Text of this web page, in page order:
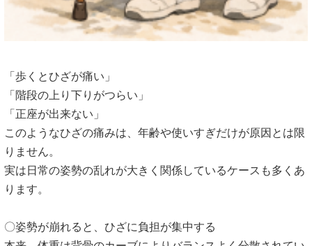
「歩くとひざが痛い」
「階段の上り下りがつらい」
「正座が出来ない」
このようなひざの痛みは、 年齢や使いすぎだけが原因とは限
りません。
実は日常の姿勢の乱れが大きく関係しているケースも多くあ
ります。
〇姿勢が崩れると、ひざに負担が集中する